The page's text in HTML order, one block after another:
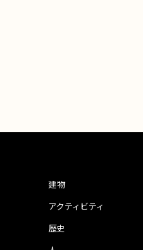
建物
アクティビティ
歴史